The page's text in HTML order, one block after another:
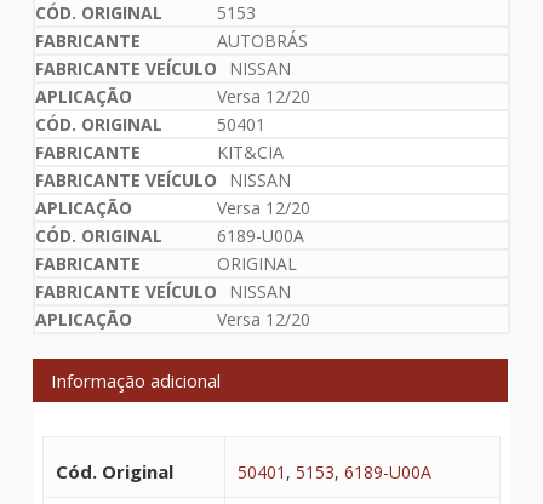
5153
AUTOBRÁS
NISSAN
Versa 12/20
50401
KIT&CIA
NISSAN
Versa 12/20
6189-U00A
ORIGINAL
NISSAN
Versa 12/20
Informação adicional
Cód. Original 50401 , 5153, 6189-U00A